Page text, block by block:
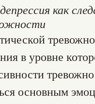
как
в уровне
основным